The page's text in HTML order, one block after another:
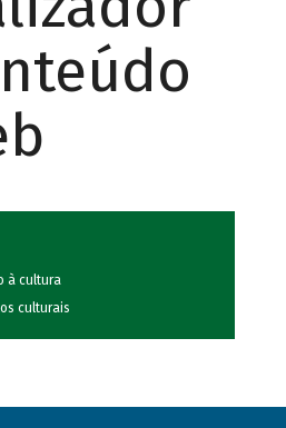
à cultura
culturais